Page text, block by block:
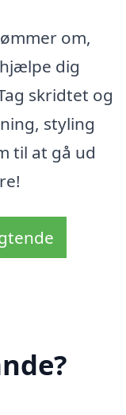
om,
dig
skridtet og
styling
til at gå ud